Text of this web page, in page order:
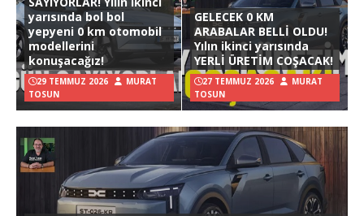
yarısında bol bol
yepyeni 0 km otomobil
modellerini
konuşacağız!
29 TEMMUZ 2026
MURAT
TOSUN
GELECEK 0 KM
ARABALAR BELLİ OLDU!
Yılın ikinci yarısında
YERLİ ÜRETİM COŞACAK!
27 TEMMUZ 2026
MURAT
TOSUN